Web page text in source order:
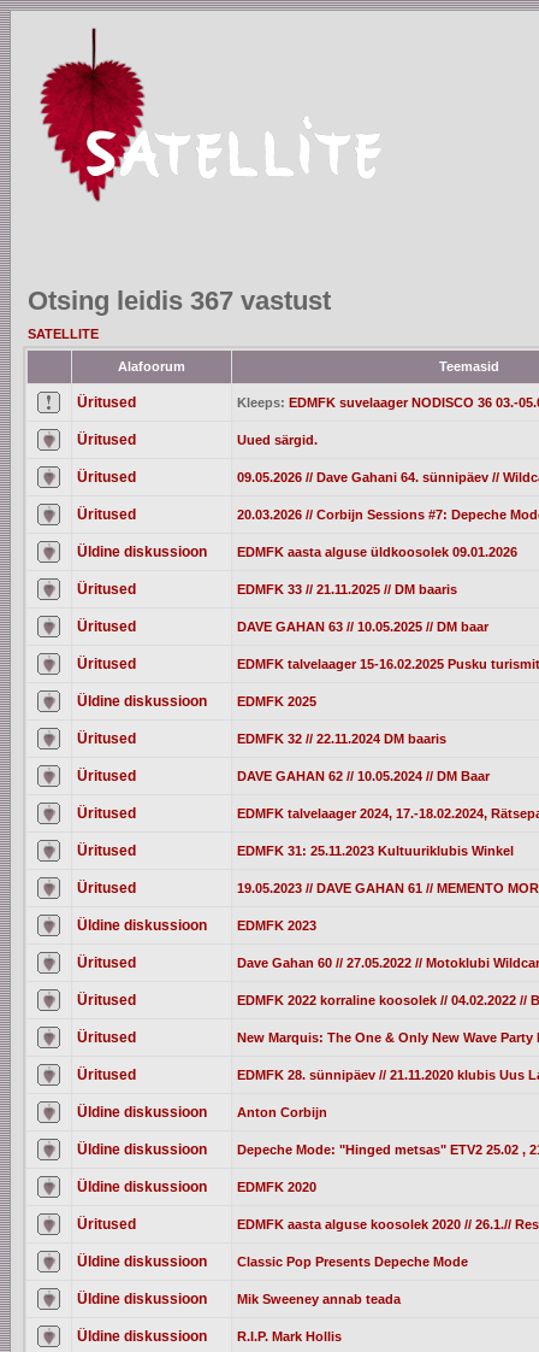
Otsing leidis 367 vastust
SATELLITE
Alafoorum Teemasid
Üritused Kleeps: EDMFK suvelaager NODISCO 36 03.-
Üritused Uued särgid.
Üritused 09.05.2026 // Dave Gahani 64. sünnipäev //
Üritused 20.03.2026 // Corbijn Sessions #7: Depeche
Üldine diskussioon EDMFK aasta alguse üldkoosolek 09.01.2026
Üritused EDMFK 33 // 21.11.2025 // DM baaris
Üritused DAVE GAHAN 63 // 10.05.2025 // DM baar
Üritused EDMFK talvelaager 15-16.02.2025 Pusku
Üldine diskussioon EDMFK 2025
Üritused EDMFK 32 // 22.11.2024 DM baaris
Üritused DAVE GAHAN 62 // 10.05.2024 // DM Baar
Üritused EDMFK talvelaager 2024, 17.-18.02.2024,
Üritused EDMFK 31: 25.11.2023 Kultuuriklubis Winkel
Üritused 19.05.2023 // DAVE GAHAN 61 // MEMENTO
Üldine diskussioon EDMFK 2023
Üritused Dave Gahan 60 // 27.05.2022 // Motoklubi
Üritused EDMFK 2022 korraline koosolek // 04.02.2022 //
Üritused New Marquis: The One & Only New Wave Party
Üritused EDMFK 28. sünnipäev // 21.11.2020 klubis Uus
Üldine diskussioon Anton Corbijn
Üldine diskussioon Depeche Mode: "Hinged metsas" ETV2 25.02 ,
Üldine diskussioon EDMFK 2020
Üritused EDMFK aasta alguse koosolek 2020 // 26.1.//
Üldine diskussioon Classic Pop Presents Depeche Mode
Üldine diskussioon Mik Sweeney annab teada
Üldine diskussioon R.I.P. Mark Hollis